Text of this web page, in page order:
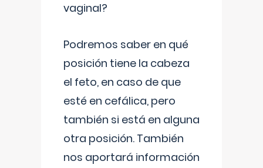
vaginal?
Podremos saber en qué
posición tiene la cabeza
el feto, en caso de que
esté en cefálica, pero
también si está en alguna
otra posición. También
nos aportará información